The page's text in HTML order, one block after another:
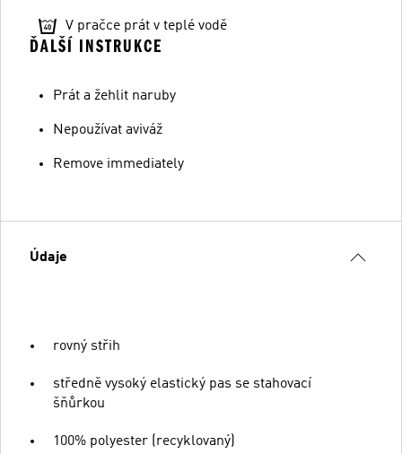
V pračce prát v teplé vodě
ĎALŠÍ INSTRUKCE
Prát a žehlit naruby
Nepoužívat aviváž
Remove immediately
Údaje
rovný střih
středně vysoký elastický pas se stahovací
šňůrkou
100% polyester (recyklovaný)